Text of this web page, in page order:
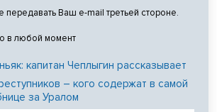
передавать Ваш e-mail третьей стороне.
в любой момент
капитан Чеплыгин рассказывает
– кого содержат в самой
за Уралом